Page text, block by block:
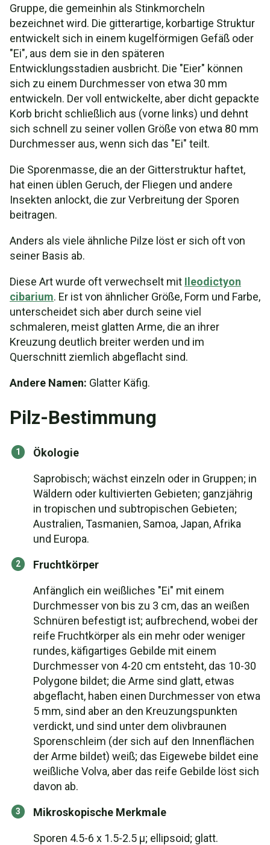
Gruppe, die gemeinhin als Stinkmorcheln
bezeichnet wird. Die gitterartige, korbartige Struktur
entwickelt sich in einem kugelförmigen Gefäß oder
"Ei", aus dem sie in den späteren
Entwicklungsstadien ausbricht. Die "Eier" können
sich zu einem Durchmesser von etwa 30 mm
entwickeln. Der voll entwickelte, aber dicht gepackte
Korb bricht schließlich aus (vorne links) und dehnt
sich schnell zu seiner vollen Größe von etwa 80 mm
Durchmesser aus, wenn sich das "Ei" teilt.
Die Sporenmasse, die an der Gitterstruktur haftet,
hat einen üblen Geruch, der Fliegen und andere
Insekten anlockt, die zur Verbreitung der Sporen
beitragen.
Anders als viele ähnliche Pilze löst er sich oft von
seiner Basis ab.
Diese Art wurde oft verwechselt mit Ileodictyon
cibarium. Er ist von ähnlicher Größe, Form und Farbe,
unterscheidet sich aber durch seine viel
schmaleren, meist glatten Arme, die an ihrer
Kreuzung deutlich breiter werden und im
Querschnitt ziemlich abgeflacht sind.
Andere Namen: Glatter Käfig.
Pilz-Bestimmung
Ökologie
Saprobisch; wächst einzeln oder in Gruppen; in
Wäldern oder kultivierten Gebieten; ganzjährig
in tropischen und subtropischen Gebieten;
Australien, Tasmanien, Samoa, Japan, Afrika
und Europa.
Fruchtkörper
Anfänglich ein weißliches "Ei" mit einem
Durchmesser von bis zu 3 cm, das an weißen
Schnüren befestigt ist; aufbrechend, wobei der
reife Fruchtkörper als ein mehr oder weniger
rundes, käfigartiges Gebilde mit einem
Durchmesser von 4-20 cm entsteht, das 10-30
Polygone bildet; die Arme sind glatt, etwas
abgeflacht, haben einen Durchmesser von etwa
5 mm, sind aber an den Kreuzungspunkten
verdickt, und sind unter dem olivbraunen
Sporenschleim (der sich auf den Innenflächen
der Arme bildet) weiß; das Eigewebe bildet eine
weißliche Volva, aber das reife Gebilde löst sich
davon ab.
Mikroskopische Merkmale
Sporen 4.5-6 x 1.5-2.5 µ; ellipsoid; glatt.